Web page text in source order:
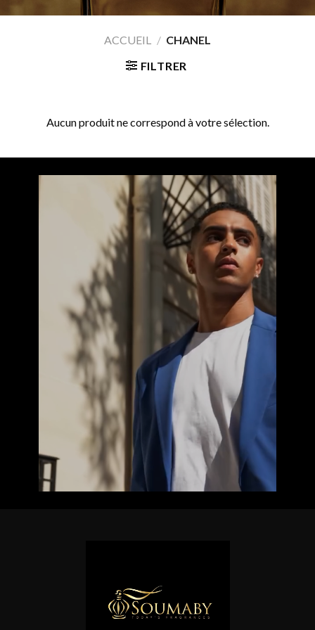
ACCUEIL / CHANEL
FILTRER
Aucun produit ne correspond à votre sélection.